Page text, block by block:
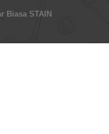
Biasa STAIN